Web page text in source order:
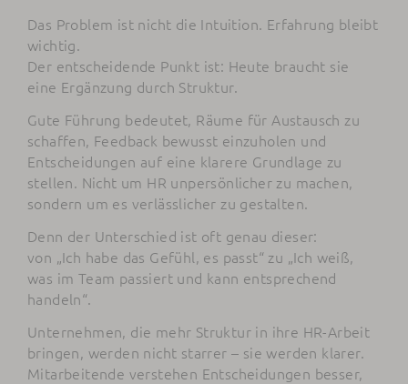
Das Problem ist nicht die Intuition. Erfahrung bleibt
wichtig.
Der entscheidende Punkt ist: Heute braucht sie
eine Ergänzung durch Struktur.
Gute Führung bedeutet, Räume für Austausch zu
schaffen, Feedback bewusst einzuholen und
Entscheidungen auf eine klarere Grundlage zu
stellen. Nicht um HR unpersönlicher zu machen,
sondern um es verlässlicher zu gestalten.
Denn der Unterschied ist oft genau dieser:
von „Ich habe das Gefühl, es passt“ zu „Ich weiß,
was im Team passiert und kann entsprechend
handeln“.
Unternehmen, die mehr Struktur in ihre HR-Arbeit
bringen, werden nicht starrer – sie werden klarer.
Mitarbeitende verstehen Entscheidungen besser,